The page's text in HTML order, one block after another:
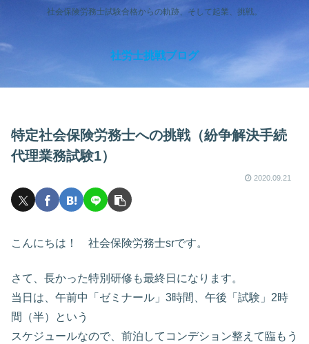
社会保険労務士試験合格からの軌跡、そして起業、挑戦。
社労士挑戦ブログ
特定社会保険労務士への挑戦（紛争解決手続
代理業務試験1）
2020.09.21
こんにちは！ 社会保険労務士srです。
さて、長かった特別研修も最終日になります。
当日は、午前中「ゼミナール」3時間、午後「試験」2時
間（半）という
スケジュールなので、前泊してコンデション整えて臨もう